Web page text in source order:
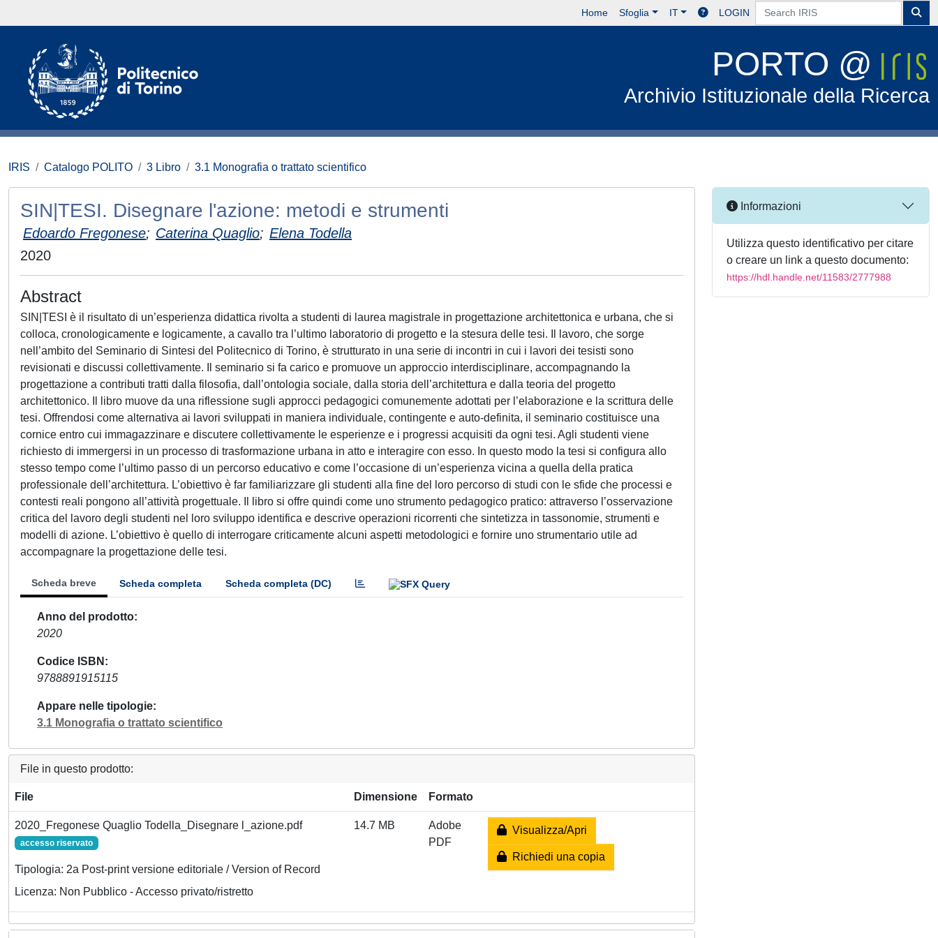
Home Sfoglia IT LOGIN
PORTO @
Archivio Istituzionale della Ricerca
IRIS Catalogo POLITO 3 Libro 3.1 Monografia o trattato scientifico
SIN|TESI. Disegnare l'azione: metodi e strumenti
Edoardo Fregonese; Caterina Quaglio; Elena Todella
2020
Abstract
SIN|TESI è il risultato di un’esperienza didattica rivolta a studenti di laurea magistrale in progettazione architettonica e urbana, che si
colloca, cronologicamente e logicamente, a cavallo tra l’ultimo laboratorio di progetto e la stesura delle tesi. Il lavoro, che sorge
nell’ambito del Seminario di Sintesi del Politecnico di Torino, è strutturato in una serie di incontri in cui i lavori dei tesisti sono
revisionati e discussi collettivamente. Il seminario si fa carico e promuove un approccio interdisciplinare, accompagnando la
progettazione a contributi tratti dalla filosofia, dall’ontologia sociale, dalla storia dell’architettura e dalla teoria del progetto
architettonico. Il libro muove da una riflessione sugli approcci pedagogici comunemente adottati per l’elaborazione e la scrittura delle
tesi. Offrendosi come alternativa ai lavori sviluppati in maniera individuale, contingente e auto-definita, il seminario costituisce una
cornice entro cui immagazzinare e discutere collettivamente le esperienze e i progressi acquisiti da ogni tesi. Agli studenti viene
richiesto di immergersi in un processo di trasformazione urbana in atto e interagire con esso. In questo modo la tesi si configura allo
stesso tempo come l’ultimo passo di un percorso educativo e come l’occasione di un’esperienza vicina a quella della pratica
professionale dell’architettura. L’obiettivo è far familiarizzare gli studenti alla fine del loro percorso di studi con le sfide che processi e
contesti reali pongono all’attività progettuale. Il libro si offre quindi come uno strumento pedagogico pratico: attraverso l’osservazione
critica del lavoro degli studenti nel loro sviluppo identifica e descrive operazioni ricorrenti che sintetizza in tassonomie, strumenti e
modelli di azione. L’obiettivo è quello di interrogare criticamente alcuni aspetti metodologici e fornire uno strumentario utile ad
accompagnare la progettazione delle tesi.
Scheda breve Scheda completa Scheda completa (DC)
Anno del prodotto
2020
Codice ISBN
9788891915115
Appare nelle tipologie
3.1 Monografia o trattato scientifico
File in questo prodotto:
File Dimensione Formato
2020_Fregonese Quaglio Todella_Disegnare l_azione.pdf
accesso riservato
Tipologia: 2a Post-print versione editoriale / Version of Record
Licenza: Non Pubblico - Accesso privato/ristretto
14.7 MB
Adobe
PDF
Visualizza/Apri
Richiedi una copia
Informazioni
Utilizza questo identificativo per citare
o creare un link a questo documento:
https://hdl.handle.net/11583/2777988